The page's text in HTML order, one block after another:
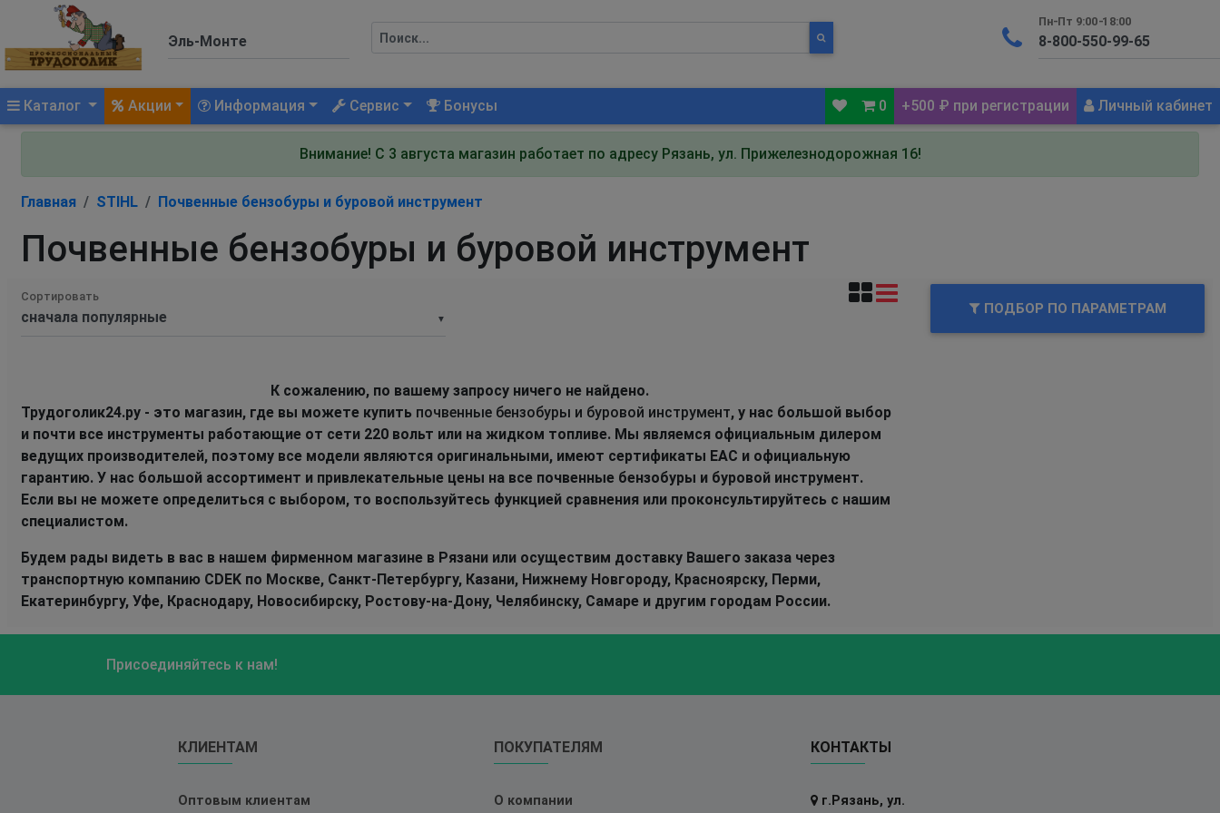
Пн-Пт 9:00-18:00
Каталог (current)Акции Информация Сервис Бонусы 0 +500 ₽ при регистрации Личный кабинет
Внимание! С 3 августа магазин работает по адресу Рязань, ул. Прижелезнодорожная 16!
Главная STIHL Почвенные бензобуры и буровой инструмент
Почвенные бензобуры и буровой инструмент
ПОДБОР ПО ПАРАМЕТРАМ
▼
Сортировать
К сожалению, по вашему запросу ничего не найдено.
Трудоголик24.ру - это магазин, где вы можете купить почвенные бензобуры и буровой инструмент, у нас большой выбор
и почти все инструменты работающие от сети 220 вольт или на жидком топливе. Мы являемся официальным дилером
ведущих производителей, поэтому все модели являются оригинальными, имеют сертификаты EAC и официальную
гарантию. У нас большой ассортимент и привлекательные цены на все почвенные бензобуры и буровой инструмент.
Если вы не можете определиться с выбором, то воспользуйтесь функцией сравнения или проконсультируйтесь с нашим
специалистом.
Будем рады видеть в вас в нашем фирменном магазине в Рязани или осуществим доставку Вашего заказа через
транспортную компанию CDEK по Москве, Санкт-Петербургу, Казани, Нижнему Новгороду, Красноярску, Перми,
Екатеринбургу, Уфе, Краснодару, Новосибирску, Ростову-на-Дону, Челябинску, Самаре и другим городам России.
Присоединяйтесь к нам!
КЛИЕНТАМ
Оптовым клиентам
ПОКУПАТЕЛЯМ
О компании
КОНТАКТЫ
г.Рязань, ул.